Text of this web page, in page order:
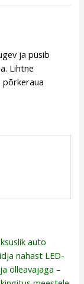
ja püsib
Lihtne
põrkeraua